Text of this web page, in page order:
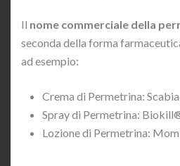
Il nome commerciale della
seconda della forma
ad esempio:
Crema di Permetrina:
Spray di Permetrina:
Lozione di Permetrina: